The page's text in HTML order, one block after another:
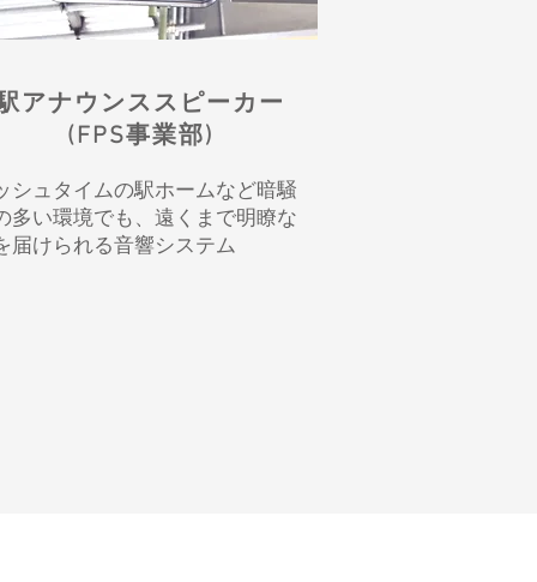
アナウンススピーカー
(FPS事業部)
シュタイムの駅ホームなど暗騒
多い環境でも、遠くまで明瞭な
届けられる音響システム